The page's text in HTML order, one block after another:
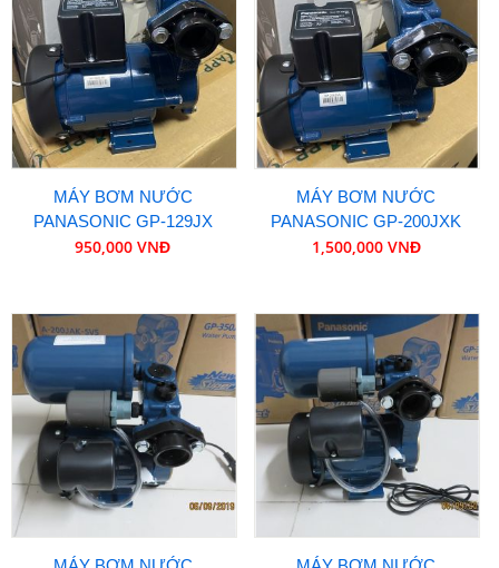
MÁY BƠM NƯỚC
PANASONIC GP-129JX
950,000 VNĐ
MÁY BƠM NƯỚC
PANASONIC GP-200JXK
1,500,000 VNĐ